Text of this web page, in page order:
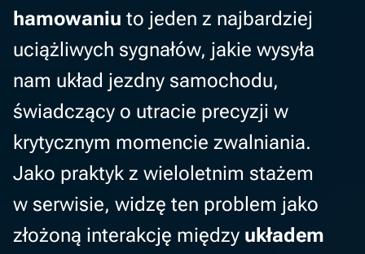
hamowaniu to jeden z najbardziej
uciążliwych sygnałów, jakie wysyła
nam układ jezdny samochodu,
świadczący o utracie precyzji w
krytycznym momencie zwalniania.
Jako praktyk z wieloletnim stażem
w serwisie, widzę ten problem jako
złożoną interakcję między układem